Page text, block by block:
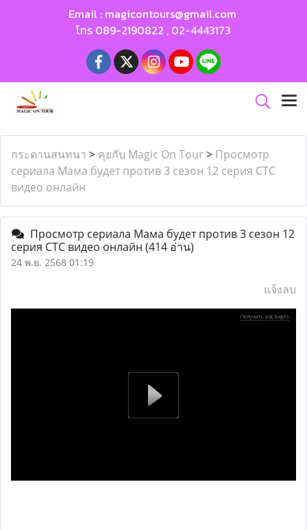
Email : magicontours@gmail.com
โทร 089-2190822 , 02-4443173
กระดานสนทนา > คุยกับ Magic On Tour > Просмотр
сериала Мама будет против 3 сезон 12 серия СТС
видео онлайн
Просмотр сериала Мама будет против 3 сезон 12
серия СТС видео онлайн (414 อ่าน)
24 พ.ย. 2568 01:19
แจ้งลบ